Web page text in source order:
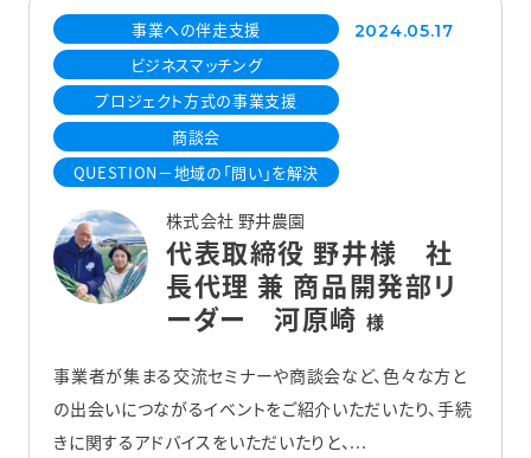
事業への伴走支援
ビジネスマッチング
プロジェクト方式の事業支援
商談会
QUESTION－地域の「問い」を解決
2024.05.17
株式会社 野井農園
代表取締役 野井様 社
長代理 兼 商品開発部リ
ーダー 河原崎 様
事業者が集まる交流セミナーや商談会など、色々な方と
の出会いにつながるイベントをご紹介いただいたり、手続
きに関するアドバイスをいただいたりと、...